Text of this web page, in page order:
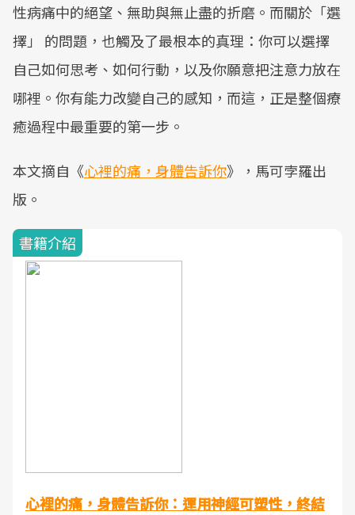
性病痛中的絕望、無助與無止盡的折磨。而關於「選
擇」 的問題，也觸及了最根本的真理：你可以選擇
自己如何思考、如何行動，以及你願意把注意力放在
哪裡。你有能力改變自己的感知，而這，正是整個療
癒過程中最重要的第一步。
本文摘自《心裡的痛，身體告訴你》，馬可孛羅出
版。
書籍介紹
心裡的痛，身體告訴你：運用神經可塑性，終結